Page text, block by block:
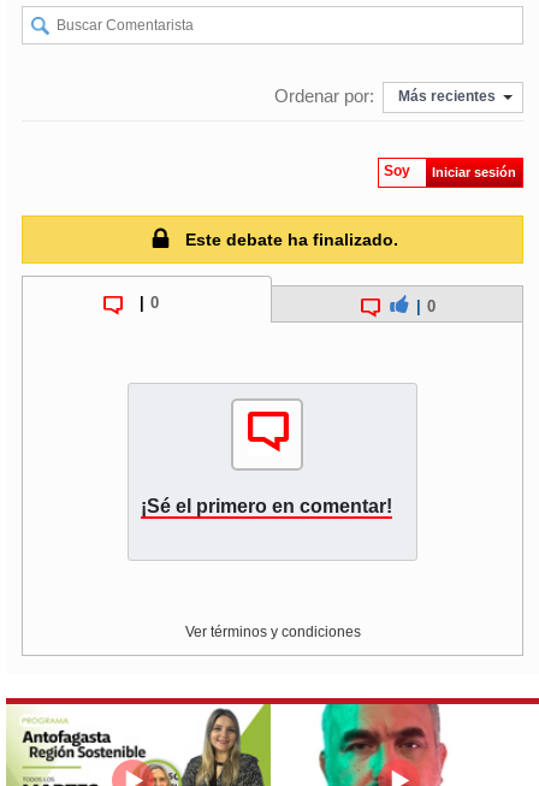
Ordenar por: Más recientes
Soy Iniciar sesión
Este debate ha finalizado.
0 | 0
¡Sé el primero en comentar!
Ver términos y condiciones